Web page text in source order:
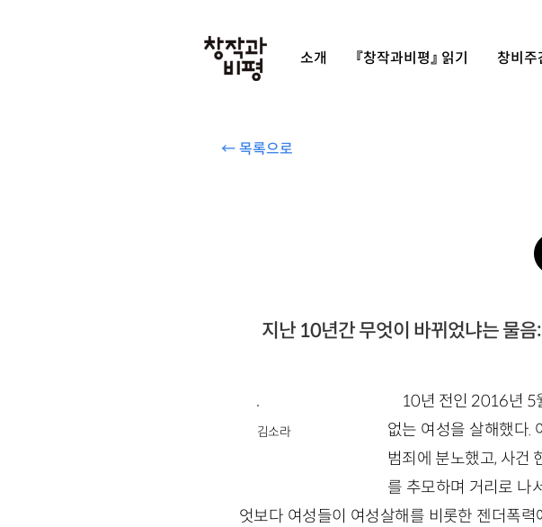
소개 『창작과비평』 읽기 창비주
← 목록으로
지난 10년간 무엇이 바뀌었냐는 물음
김소라
10년 전인 2016년 5
없는 여성을 살해했다.
범죄에 분노했고, 사건
를 추모하며 거리로 나
엇보다 여성들이 여성살해를 비롯한 젠더폭